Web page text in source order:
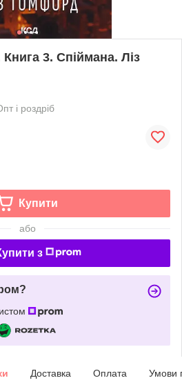
Книга 3. Спіймана. Ліз
і роздріб
Купити
або
з
Доставка Оплата Умови